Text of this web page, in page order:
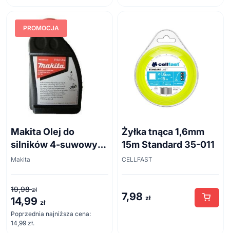
Wycinaki do chwastów
PROMOCJA
Makita Olej do
silników 4-suwowych
HD30 0,6 l
Makita
19,98zł
Pierwotna
cena
wynosiła:
14,99 zł
Aktualna
cena
wynosi:
Poprzednia najniższa cena:
14,99 zł.
Żyłka tnąca 1,6mm
15m Standard 35-011
CELLFAST
7,98 zł